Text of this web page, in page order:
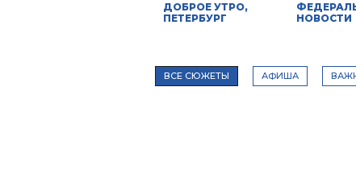
ДОБРОЕ УТРО,
ПЕТЕРБУРГ
НОВОСТИ
ВСЕ СЮЖЕТЫ АФИША